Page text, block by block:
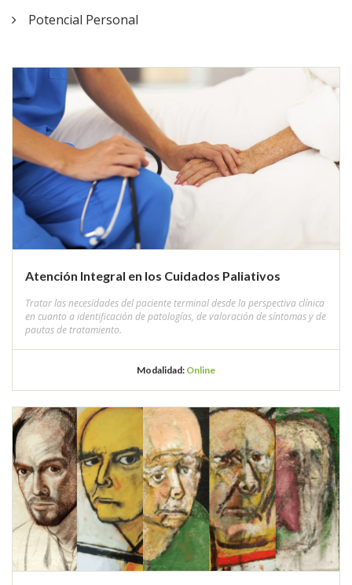
Potencial Personal
Atención Integral en los Cuidados Paliativos
Tratar las necesidades del paciente terminal desde la perspectiva clínica
en cuanto a identificación de patologías, de valoración de síntomas y de
pautas de tratamiento.
Modalidad: Online